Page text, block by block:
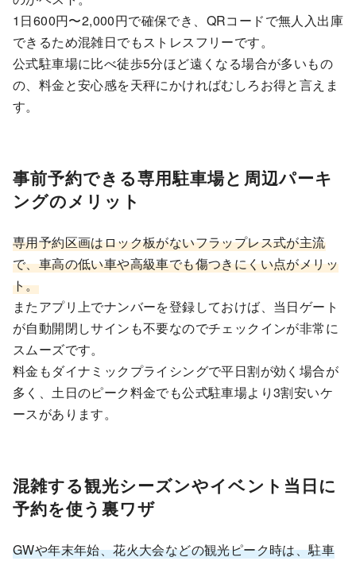
1日600円〜2,000円で確保でき、QRコードで無人入出庫
できるため混雑日でもストレスフリーです。
公式駐車場に比べ徒歩5分ほど遠くなる場合が多いもの
の、料金と安心感を天秤にかければむしろお得と言えま
す。
事前予約できる専用駐車場と周辺パーキ
ングのメリット
専用予約区画はロック板がないフラップレス式が主流
で、車高の低い車や高級車でも傷つきにくい点がメリッ
ト。
またアプリ上でナンバーを登録しておけば、当日ゲート
が自動開閉しサインも不要なのでチェックインが非常に
スムーズです。
料金もダイナミックプライシングで平日割が効く場合が
多く、土日のピーク料金でも公式駐車場より3割安いケ
ースがあります。
混雑する観光シーズンやイベント当日に
予約を使う裏ワザ
GWや年末年始、花火大会などの観光ピーク時は、駐車